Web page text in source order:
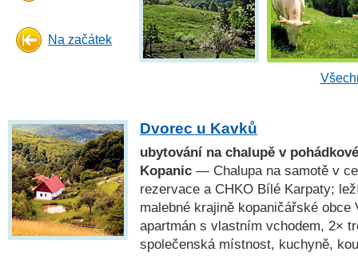
Na začátek
Dvorec u Kavků
ubytování na chalupě v
Kopanic — Chalupa na samotě v
rezervace a CHKO Bílé Karpaty;
malebné krajině kopaničářské
apartmán s vlastním vchodem, 2×
společenská místnost, kuchyně,